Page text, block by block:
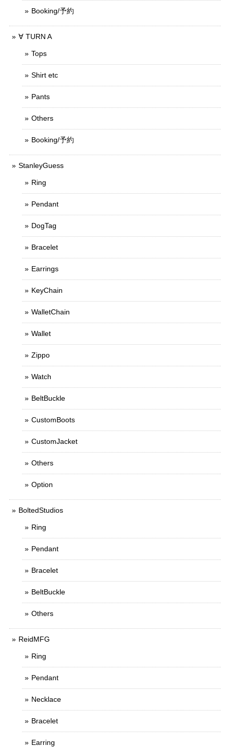
Booking/予約
∀ TURN A
Tops
Shirt etc
Pants
Others
Booking/予約
StanleyGuess
Ring
Pendant
DogTag
Bracelet
Earrings
KeyChain
WalletChain
Wallet
Zippo
Watch
BeltBuckle
CustomBoots
CustomJacket
Others
Option
BoltedStudios
Ring
Pendant
Bracelet
BeltBuckle
Others
ReidMFG
Ring
Pendant
Necklace
Bracelet
Earring